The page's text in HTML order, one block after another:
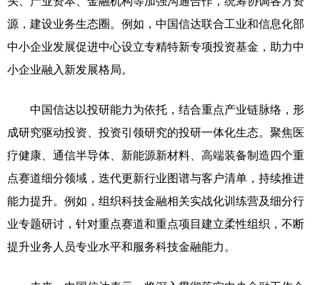
源，建设业务生态圈。例如，中国信达联合工业和信息化部
中小企业发展促进中心设立专精特新专项投资基金，助力中
小企业融入新发展格局。
中国信达以投研能力为依托，结合重点产业链脉络，形
成研究驱动投资、投资引领研究的投研一体化生态。聚焦医
疗健康、通信半导体、新能源新材料、高端装备制造四个重
点赛道细分领域，迭代更新行业图谱与客户清单，持续推进
能力提升。例如，组织科技金融相关实战化训练营及细分行
业专题研讨，针对重点赛道和重点项目建立柔性组织，不断
提升业务人员专业水平和服务科技金融能力。